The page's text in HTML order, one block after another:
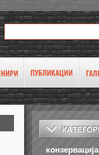
конзервација